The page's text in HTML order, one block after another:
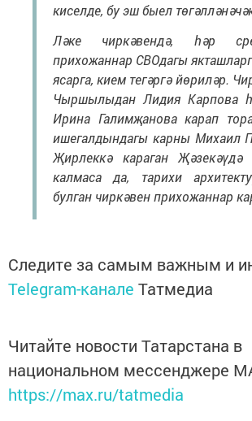
киселде, бу эш быел
Ләке чиркәвендә, һәр
прихожаннар СВОдагы
ясарга, кием тегәргә йөриләр.
Чыршылыдан Лидия Карпова
Ирина Галимҗанова карап
ишегалдындагы карны Михаил
Җирлеккә караган Җәзекәүдә
калмаса да, тарихи
булган чиркәвен прихожаннар
Следите за самым важным и
Telegram-канале Татмедиа
Читайте новости Татарстана в
национальном мессенджере
https://max.ru/tatmedia